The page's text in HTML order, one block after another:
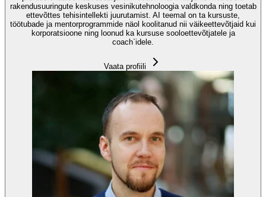
rakendusuuringute keskuses vesinikutehnoloogia valdkonda ning toetab
ettevõttes tehisintellekti juurutamist. AI teemal on ta kursuste,
töötubade ja mentorprogrammide näol koolitanud nii väikeettevõtjaid kui
korporatsioone ning loonud ka kursuse sooloettevõtjatele ja
coach`idele.
Vaata profiili